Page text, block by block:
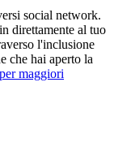
social network.
direttamente al tuo
l'inclusione
che hai aperto la
maggiori